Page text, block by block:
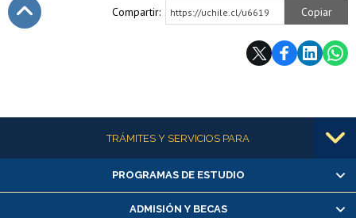
Compartir: https://uchile.cl/u6619 Copiar
Más informaciónTRÁMITES Y SERVICIOS PARA
Alumnas/os y exalumnas/os
Matrícula en línea
PROGRAMAS DE ESTUDIO
ADMISIÓN Y BECAS